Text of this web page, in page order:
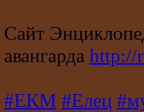
Сайт
авангарда http://
#ЕКМ #Елец